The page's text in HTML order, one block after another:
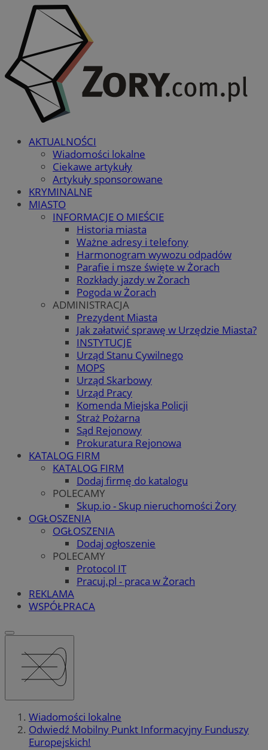
AKTUALNOŚCI
Wiadomości lokalne
Ciekawe artykuły
Artykuły sponsorowane
KRYMINALNE
MIASTO
INFORMACJE O MIEŚCIE
Historia miasta
Ważne adresy i telefony
Harmonogram wywozu odpadów
Parafie i msze święte w Żorach
Rozkłady jazdy w Żorach
Pogoda w Żorach
ADMINISTRACJA
Prezydent Miasta
Jak załatwić sprawę w Urzędzie Miasta?
INSTYTUCJE
Urząd Stanu Cywilnego
MOPS
Urząd Skarbowy
Urząd Pracy
Komenda Miejska Policji
Straż Pożarna
Sąd Rejonowy
Prokuratura Rejonowa
KATALOG FIRM
KATALOG FIRM
Dodaj firmę do katalogu
POLECAMY
Skup.io - Skup nieruchomości Żory
OGŁOSZENIA
OGŁOSZENIA
Dodaj ogłoszenie
POLECAMY
Protocol IT
Pracuj.pl - praca w Żorach
REKLAMA
WSPÓŁPRACA
Wiadomości lokalne
Odwiedź Mobilny Punkt Informacyjny Funduszy
Europejskich!